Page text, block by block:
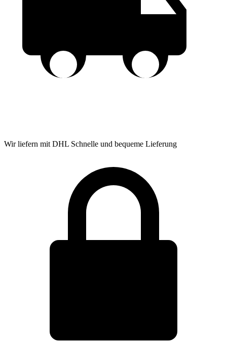
Wir liefern mit DHL Schnelle und bequeme Lieferung